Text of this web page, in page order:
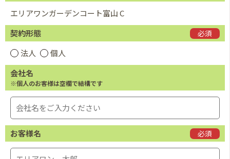
エリアワンガーデンコート富山 C
契約形態
必須
法人
個人
会社名
※個人のお客様は空欄で結構です
お客様名 必須